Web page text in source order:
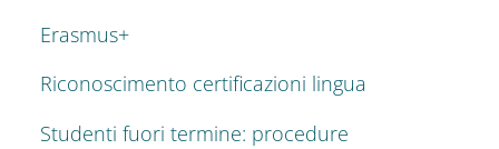
Erasmus+
Riconoscimento certificazioni lingua
Studenti fuori termine: procedure